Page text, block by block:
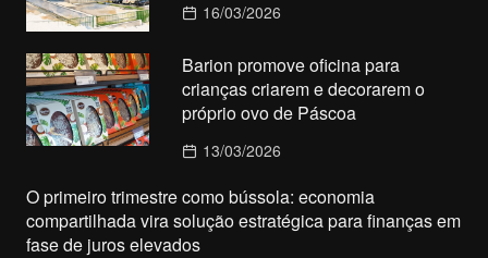
16/03/2026
Barion promove oficina para
crianças criarem e decorarem o
próprio ovo de Páscoa
13/03/2026
O primeiro trimestre como bússola: economia
compartilhada vira solução estratégica para finanças em
fase de juros elevados